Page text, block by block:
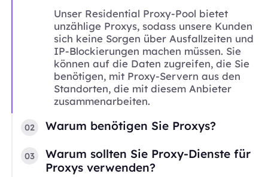
Unser Residential Proxy-Pool bietet
unzählige Proxys, sodass unsere Kunden
sich keine Sorgen über Ausfallzeiten und
IP-Blockierungen machen müssen. Sie
können auf die Daten zugreifen, die Sie
benötigen, mit Proxy-Servern aus den
Standorten, die mit diesem Anbieter
zusammenarbeiten.
02 Warum benötigen Sie Proxys?
03
Warum sollten Sie Proxy-Dienste für
Proxys verwenden?